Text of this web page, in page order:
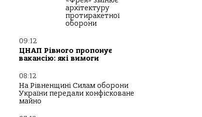
архітектуру
протиракетної
оборони
09:12
ЦНАП Рівного пропонує
вакансію: які вимоги
08:12
На Рівненщині Силам оборони
України передали конфісковане
майно